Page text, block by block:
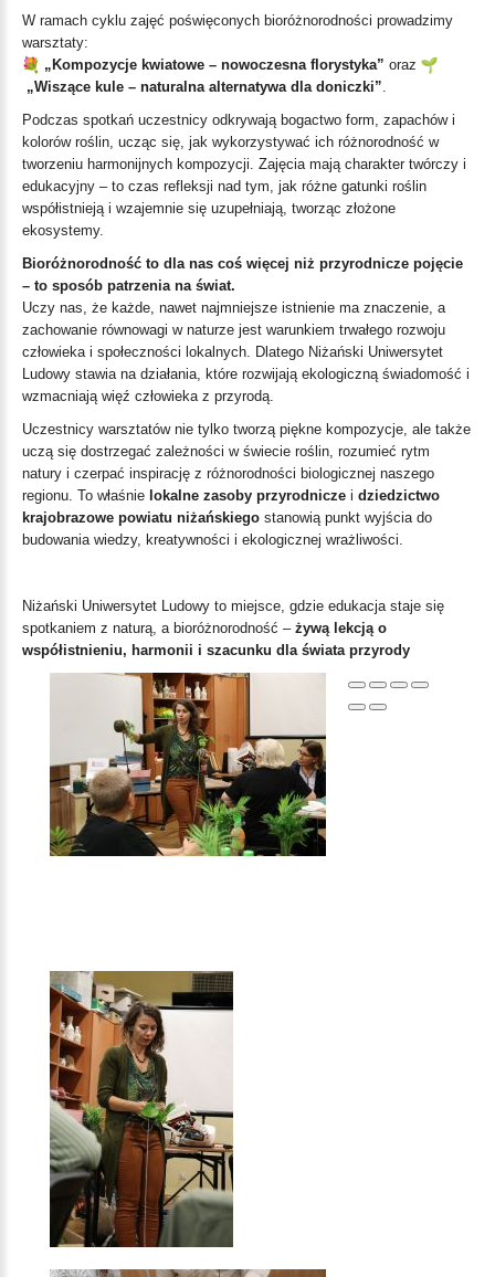
W ramach cyklu zajęć poświęconych bioróżnorodności prowadzimy
warsztaty:
„Kompozycje kwiatowe – nowoczesna florystyka” oraz
„Wiszące kule – naturalna alternatywa dla doniczki”
Podczas spotkań uczestnicy odkrywają bogactwo form, zapachów i
kolorów roślin, ucząc się, jak wykorzystywać ich różnorodność w
tworzeniu harmonijnych kompozycji. Zajęcia mają charakter twórczy i
edukacyjny – to czas refleksji nad tym, jak różne gatunki roślin
współistnieją i wzajemnie się uzupełniają, tworząc złożone
ekosystemy.
Bioróżnorodność to dla nas coś więcej niż przyrodnicze pojęcie
– to sposób patrzenia na świat.
Uczy nas, że każde, nawet najmniejsze istnienie ma znaczenie, a
zachowanie równowagi w naturze jest warunkiem trwałego rozwoju
człowieka i społeczności lokalnych. Dlatego Niżański Uniwersytet
Ludowy stawia na działania, które rozwijają ekologiczną świadomość i
wzmacniają więź człowieka z przyrodą.
Uczestnicy warsztatów nie tylko tworzą piękne kompozycje, ale także
uczą się dostrzegać zależności w świecie roślin, rozumieć rytm
natury i czerpać inspirację z różnorodności biologicznej naszego
regionu. To właśnie lokalne zasoby przyrodnicze i dziedzictwo
krajobrazowe powiatu niżańskiego stanowią punkt wyjścia do
budowania wiedzy, kreatywności i ekologicznej wrażliwości.
Niżański Uniwersytet Ludowy to miejsce, gdzie edukacja staje się
spotkaniem z naturą, a bioróżnorodność – żywą lekcją o
współistnieniu, harmonii i szacunku dla świata przyrody